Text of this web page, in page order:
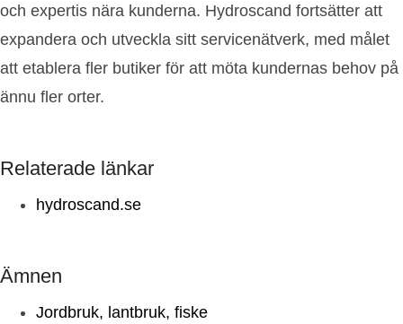
och expertis nära kunderna. Hydroscand fortsätter att
expandera och utveckla sitt servicenätverk, med målet
att etablera fler butiker för att möta kundernas behov på
ännu fler orter.
Relaterade länkar
hydroscand.se
Ämnen
Jordbruk, lantbruk, fiske